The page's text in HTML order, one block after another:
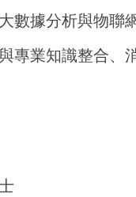
數據分析與物聯
專業知識整合、